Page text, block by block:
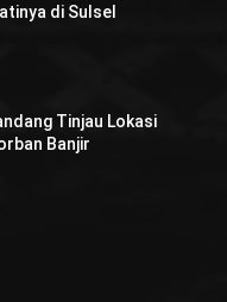
di Sulsel
Tinjau Lokasi
Banjir